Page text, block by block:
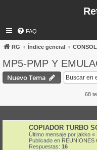
FAQ
RG Índice general
MP5-PMP Y
Nuevo Tema
68
COPIADOR TURBO
Último mensaje por jakko «
Publicado en REUNIONES
Respuestas: 16